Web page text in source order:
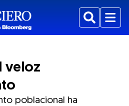
BuscarMenu
veloz
poblacional ha